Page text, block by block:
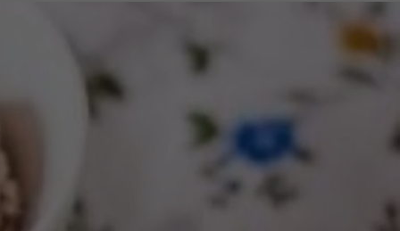
Bevestiging